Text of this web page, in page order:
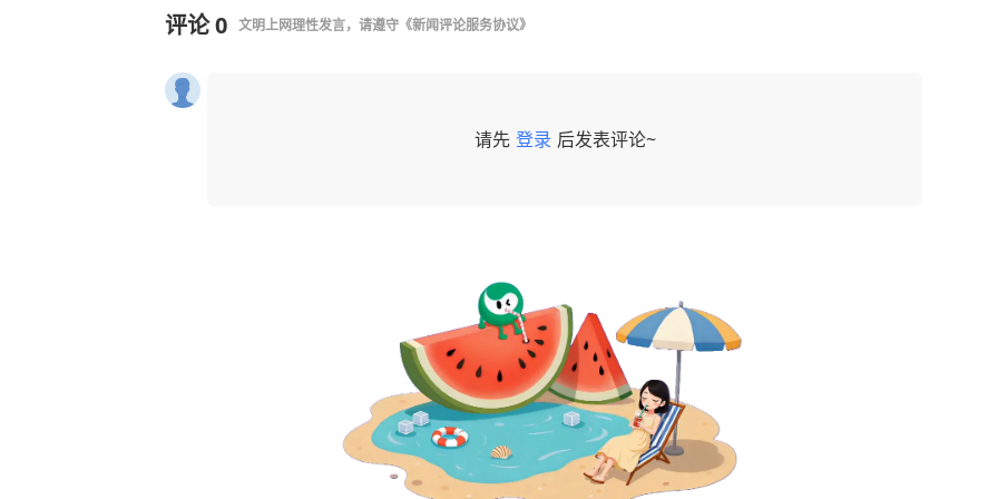
评论0 文明上网理性发言，请遵守 《新闻评论服务协议》
请先 登录 后发表评论~